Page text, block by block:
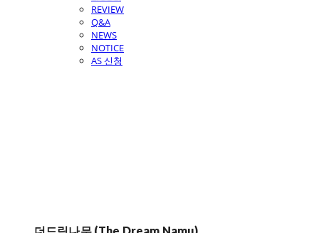
REVIEW
Q&A
NEWS
NOTICE
AS 신청